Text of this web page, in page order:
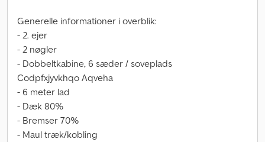
Generelle informationer i overblik:
- 2. ejer
- 2 nøgler
- Dobbeltkabine, 6 sæder / soveplads
Codpfxjyvkhqo Aqveha
- 6 meter lad
- Dæk 80%
- Bremser 70%
- Maul træk/kobling